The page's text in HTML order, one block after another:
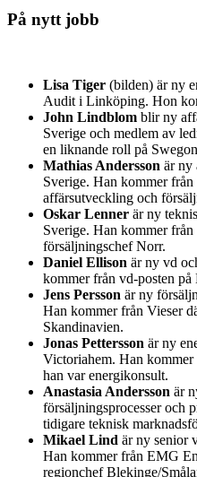
På nytt jobb
Lisa Tiger (bilden) är ny
Audit i Linköping. Hon
John Lindblom blir ny
Sverige och medlem av
en liknande roll på
Mathias Andersson är ny
Sverige. Han kommer
affärsutveckling och
Oskar Lenner är ny
Sverige. Han kommer
försäljningschef Norr.
Daniel Ellison är ny vd
kommer från vd-posten på
Jens Persson är ny
Han kommer från Vieser
Skandinavien.
Jonas Pettersson är ny
Victoriahem. Han
han var energikonsult.
Anastasia Andersson är
försäljningsprocesser och
tidigare teknisk
Mikael Lind är ny senior
Han kommer från EMG
regionchef Blekinge/